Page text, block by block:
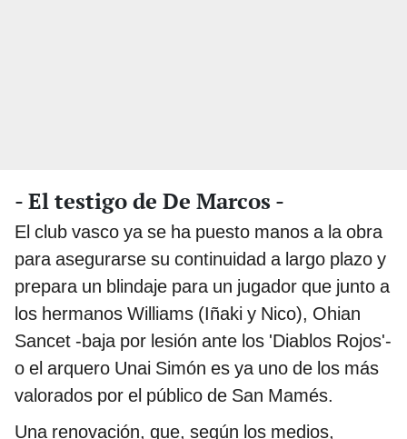
- El testigo de De Marcos -
El club vasco ya se ha puesto manos a la obra
para asegurarse su continuidad a largo plazo y
prepara un blindaje para un jugador que junto a
los hermanos Williams (Iñaki y Nico), Ohian
Sancet -baja por lesión ante los 'Diablos Rojos'-
o el arquero Unai Simón es ya uno de los más
valorados por el público de San Mamés.
Una renovación, que, según los medios,